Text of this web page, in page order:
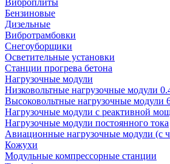
Виброплиты
Бензиновые
Дизельные
Вибротрамбовки
Снегоуборщики
Осветительные установки
Станции прогрева бетона
Нагрузочные модули
Низковольтные нагрузочные модули
Высоковольтные нагрузочные модули
Нагрузочные модули с реактивной
Нагрузочные модули постоянного тока
Авиационные нагрузочные модули (с
Кожухи
Модульные компрессорные станции